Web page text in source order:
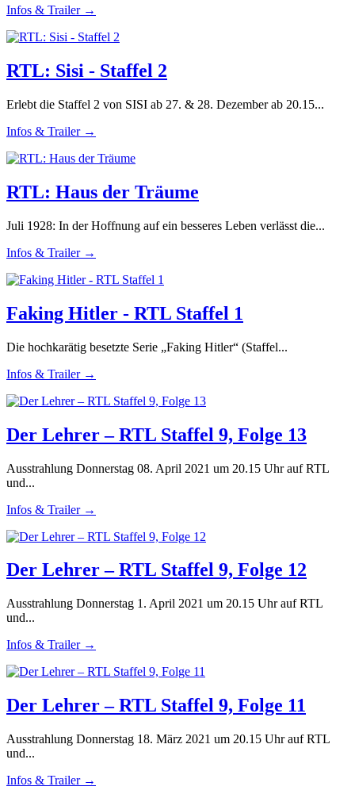
Infos & Trailer →
RTL: Sisi - Staffel 2
Erlebt die Staffel 2 von SISI ab 27. & 28. Dezember ab 20.15...
Infos & Trailer →
RTL: Haus der Träume
Juli 1928: In der Hoffnung auf ein besseres Leben verlässt die...
Infos & Trailer →
Faking Hitler - RTL Staffel 1
Die hochkarätig besetzte Serie „Faking Hitler“ (Staffel...
Infos & Trailer →
Der Lehrer – RTL Staffel 9, Folge 13
Ausstrahlung Donnerstag 08. April 2021 um 20.15 Uhr auf RTL
und...
Infos & Trailer →
Der Lehrer – RTL Staffel 9, Folge 12
Ausstrahlung Donnerstag 1. April 2021 um 20.15 Uhr auf RTL
und...
Infos & Trailer →
Der Lehrer – RTL Staffel 9, Folge 11
Ausstrahlung Donnerstag 18. März 2021 um 20.15 Uhr auf RTL
und...
Infos & Trailer →